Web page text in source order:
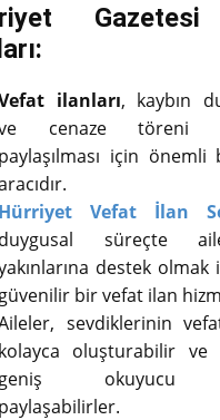
ilanları, kaybın
cenaze töreni
paylaşılması için
Hürriyet Vefat İlan
duygusal süreçte
destek olmak
güvenilir bir vefat ilan
sevdiklerinin
kolayca oluşturabilir ve
geniş okuyucu
paylaşabilirler.